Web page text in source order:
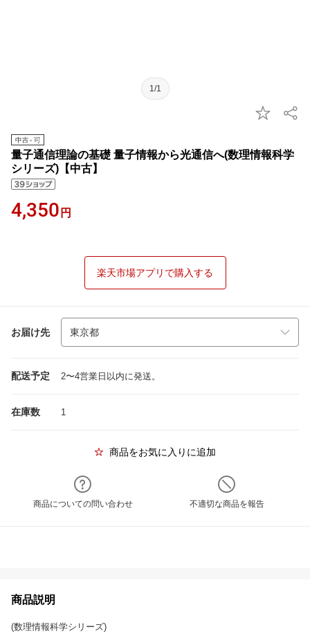
1/1
量子通信理論の基礎 量子情報から光通信へ(数理情報科学
シリーズ)【中古】
4,350 円
楽天市場アプリで購入する
お届け先
配送予定 2〜4営業日以内に発送。
在庫数 1
商品をお気に入りに追加
商品についての問い合わせ 不適切な商品を報告
商品説明
(数理情報科学シリーズ)